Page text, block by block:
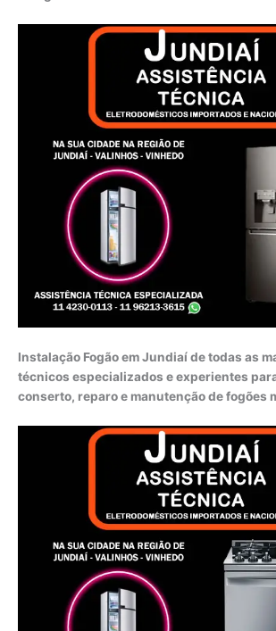
Instalação Fogão em Jundiaí de todas as
técnicos especializados e experientes
conserto, reparo e manutenção de fogões